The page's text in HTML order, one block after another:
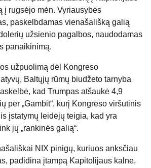
į rugsėjo mėn. Vyriausybės
paskelbdamas vienašališką galią
užsienio pagalbos, naudodamas
panaikinimą.
užpuolimą dėl Kongreso
Baltųjų rūmų biudžeto tarnyba
kad Trumpas atšaukė 4,9
per „Gambit“, kurį Kongreso viršutinis
įstatymų leidėjų teigia, kad yra
jų „rankinės galią“.
NIX pinigų, kuriuos anksčiau
padidina įtampą Kapitolijaus kalne,